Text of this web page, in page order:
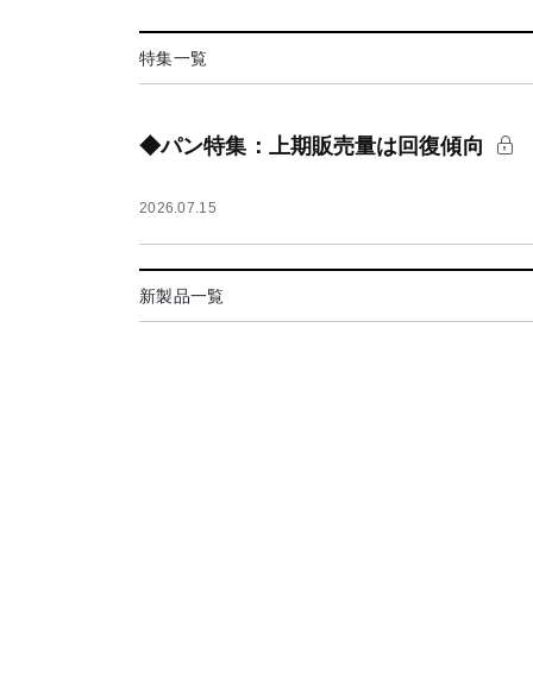
特集一覧
◆パン特集：上期販売量は回復傾向
2026.07.15
新製品一覧